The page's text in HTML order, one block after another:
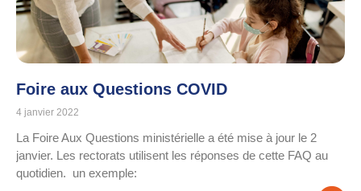
Foire aux Questions COVID
4 janvier 2022
La Foire Aux Questions ministérielle a été mise à jour le 2
janvier. Les rectorats utilisent les réponses de cette FAQ au
quotidien. un exemple: